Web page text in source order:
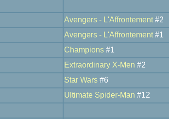
Avengers - L'Affrontement #2
Avengers - L'Affrontement #1
Champions #1
Extraordinary X-Men #2
Star Wars #6
Ultimate Spider-Man #12